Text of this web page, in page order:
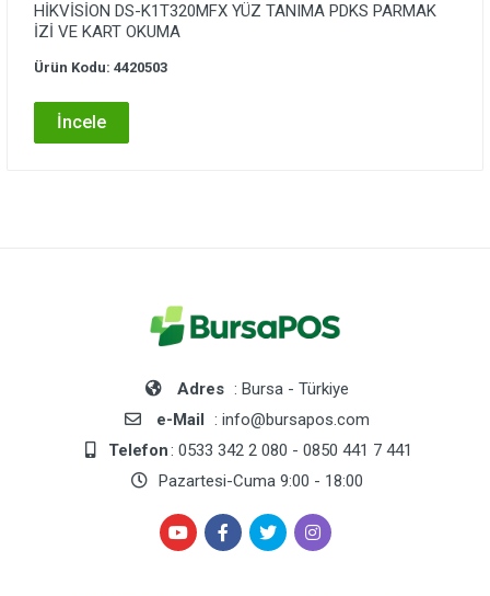
HİKVİSİON DS-K1T320MFX YÜZ TANIMA PDKS PARMAK
İZİ VE KART OKUMA
Ürün Kodu: 4420503
İncele
Adres : Bursa - Türkiye
e-Mail : info@bursapos.com
Telefon: 0533 342 2 080 - 0850 441 7 441
Pazartesi-Cuma 9:00 - 18:00